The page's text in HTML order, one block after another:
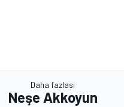
Daha fazlası
Neşe Akkoyun